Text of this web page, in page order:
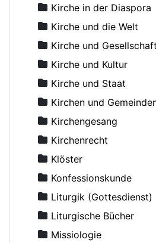
Antonij (Chrapovickij),
Antonij, Metropolit
Antonius der Große
Antonow, Konstantin, Dr.
Aranicki, Miloje S.
Arseni (Shadanowskij),
Arseniew, Nikolaus
Artemoff, Nikolai,
Aslanoff, Catherine
Asmussen, Hans, Dr.
Augustinos, Bischof von
Avdejev, Dmitry
Averky, Erzbischof
Kirche in der Diaspora
Kirche und die Welt
Kirche und Gesellschaft
Kirche und Kultur
Kirche und Staat
Kirchen und
Kirchengesang
Kirchenrecht
Klöster
Konfessionskunde
Liturgik (Gottesdienst)
Liturgische Bücher
Missiologie